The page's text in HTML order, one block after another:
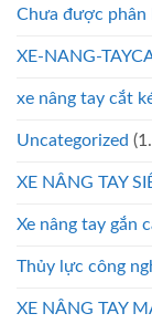
Chưa được phân
XE-NANG-
xe nâng tay cắt
Uncategorized
XE NÂNG TAY
Xe nâng tay gắn
Thủy lực công
XE NÂNG TAY